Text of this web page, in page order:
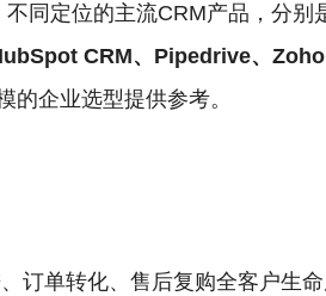
同定位的主流CRM产品，分别
CRM、Pipedrive、
企业选型提供参考。
订单转化、售后复购全客户生